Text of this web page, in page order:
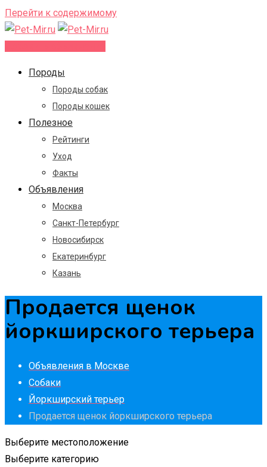
Перейти к содержимому
Породы
Породы собак
Породы кошек
Полезное
Рейтинги
Уход
Факты
Объявления
Москва
Санкт-Петербург
Новосибирск
Екатеринбург
Казань
Продается щенок
йоркширского терьера
Объявления в Москве
Собаки
Йоркширский терьер
Продается щенок йоркширского терьера
Выберите местоположение
Выберите категорию